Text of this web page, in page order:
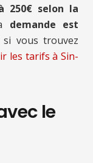
250€ selon la
demande est
vous trouvez
les tarifs à Sin-
le